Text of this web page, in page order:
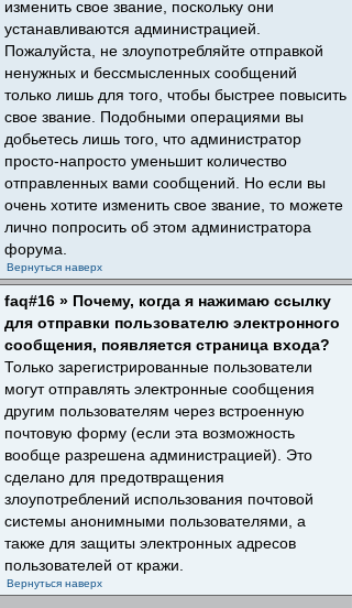
изменить свое звание, поскольку они
устанавливаются администрацией.
Пожалуйста, не злоупотребляйте отправкой
ненужных и бессмысленных сообщений
только лишь для того, чтобы быстрее повысить
свое звание. Подобными операциями вы
добьетесь лишь того, что администратор
просто-напросто уменьшит количество
отправленных вами сообщений. Но если вы
очень хотите изменить свое звание, то можете
лично попросить об этом администратора
форума.
Вернуться наверх
faq#16 » Почему, когда я нажимаю ссылку
для отправки пользователю электронного
сообщения, появляется страница входа?
Только зарегистрированные пользователи
могут отправлять электронные сообщения
другим пользователям через встроенную
почтовую форму (если эта возможность
вообще разрешена администрацией). Это
сделано для предотвращения
злоупотреблений использования почтовой
системы анонимными пользователями, а
также для защиты электронных адресов
пользователей от кражи.
Вернуться наверх